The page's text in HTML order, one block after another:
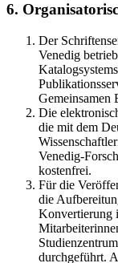
6.
Der
Venedig
Gemeinsamen
Die
die mit dem
Venedig-
kostenfrei.
Für die
die
Konvertierung
durchgeführt.